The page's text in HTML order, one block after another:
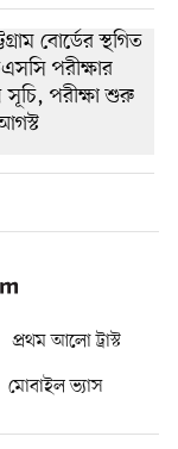
প্রথম আলো ট্রাস্ট
মোবাইল ভ্যাস